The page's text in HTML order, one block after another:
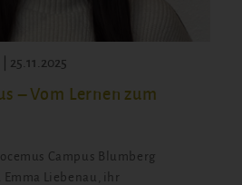
25.11.2025
– Vom Lernen zum
Campus Blumberg
Liebenau, ihr